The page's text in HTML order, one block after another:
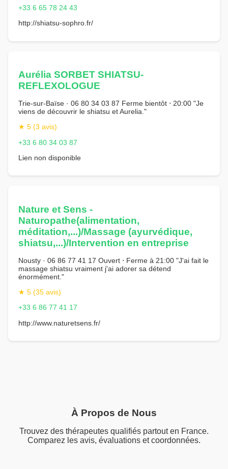
+33 6 65 78 24 43
http://shiatsu-sophro.fr/
Aurélia SORBET SHIATSU-
REFLEXOLOGUE
Trie-sur-Baïse · 06 80 34 03 87 Ferme bientôt ⋅ 20:00 "Je
viens de découvrir le shiatsu et Aurelia."
★ 5 (3 avis)
+33 6 80 34 03 87
Lien non disponible
Nature et Sens -
Naturopathe(alimentation,
méditation,...)/Massage (ayurvédique,
shiatsu,...)/Intervention en entreprise
Nousty · 06 86 77 41 17 Ouvert ⋅ Ferme à 21:00 "J'ai fait le
massage shiatsu vraiment j'ai adorer sa détend
énormément."
★ 5 (35 avis)
+33 6 86 77 41 17
http://www.naturetsens.fr/
À Propos de Nous
Trouvez des thérapeutes qualifiés partout en France.
Comparez les avis, évaluations et coordonnées.